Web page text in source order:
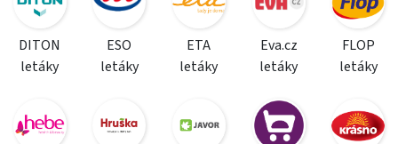
DITON
letáky
ESO
letáky
ETA
letáky
Eva.cz
letáky
FLOP
letáky